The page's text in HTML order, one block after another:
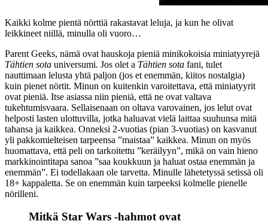
Kaikki kolme pientä nörttiä rakastavat leluja, ja kun he olivat
leikkineet niillä, minulla oli vuoro…
Parent Geeks, nämä ovat hauskoja pieniä minikokoisia miniatyyrejä
Tähtien sota universumi. Jos olet a Tähtien sota fani, tulet
nauttimaan lelusta yhtä paljon (jos et enemmän, kiitos nostalgia)
kuin pienet nörtit. Minun on kuitenkin varoitettava, että miniatyyrit
ovat pieniä. Itse asiassa niin pieniä, että ne ovat valtava
tukehtumisvaara. Sellaisenaan on oltava varovainen, jos lelut ovat
helposti lasten ulottuvilla, jotka haluavat vielä laittaa suuhunsa mitä
tahansa ja kaikkea. Onneksi 2-vuotias (pian 3-vuotias) on kasvanut
yli pakkomielteisen tarpeensa ”maistaa” kaikkea. Minun on myös
huomattava, että peli on tarkoitettu ”keräilyyn”, mikä on vain hieno
markkinointitapa sanoa ”saa koukkuun ja haluat ostaa enemmän ja
enemmän”. Ei todellakaan ole tarvetta. Minulle lähetetyssä setissä oli
18+ kappaletta. Se on enemmän kuin tarpeeksi kolmelle pienelle
nörilleni.
Mitkä Star Wars -hahmot ovat